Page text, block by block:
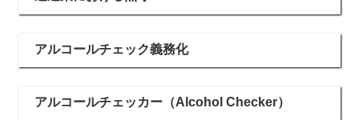
アルコールチェック義務化
アルコールチェッカー（Alcohol Checker）